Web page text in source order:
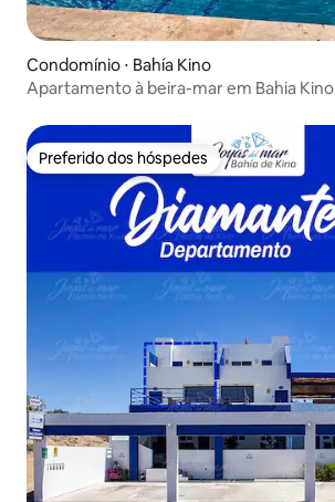
Condomínio ⋅ Bahía Kino
Apartamento à beira-mar em Bahia Kino
Preferido dos hóspedes
Preferido dos hóspedes